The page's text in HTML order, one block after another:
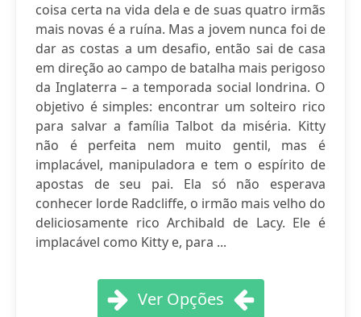
coisa certa na vida dela e de suas quatro irmãs
mais novas é a ruína. Mas a jovem nunca foi de
dar as costas a um desafio, então sai de casa
em direção ao campo de batalha mais perigoso
da Inglaterra – a temporada social londrina. O
objetivo é simples: encontrar um solteiro rico
para salvar a família Talbot da miséria. Kitty
não é perfeita nem muito gentil, mas é
implacável, manipuladora e tem o espírito de
apostas de seu pai. Ela só não esperava
conhecer lorde Radcliffe, o irmão mais velho do
deliciosamente rico Archibald de Lacy. Ele é
implacável como Kitty e, para ...
Ver Opções